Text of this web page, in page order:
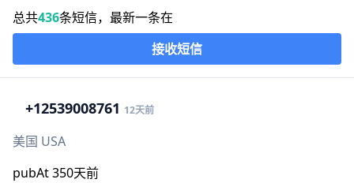
总共436条短信，最新一条在
接收短信
+12539008761 12天前
美国 USA
pubAt 350天前